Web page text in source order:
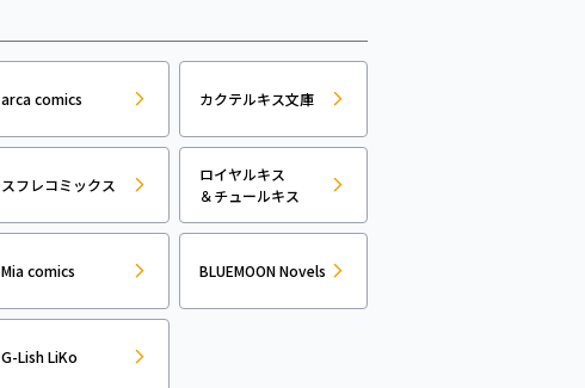
arca comics カクテルキス文庫
スフレコミックス
ロイヤルキス
＆チュールキス
Mia comics BLUEMOON Novels
G-Lish LiKo